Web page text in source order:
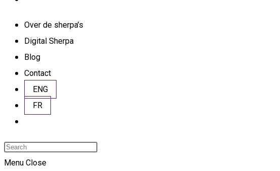
Over de sherpa’s
Digital Sherpa
Blog
Contact
ENG
FR
search
Press
Menu Close